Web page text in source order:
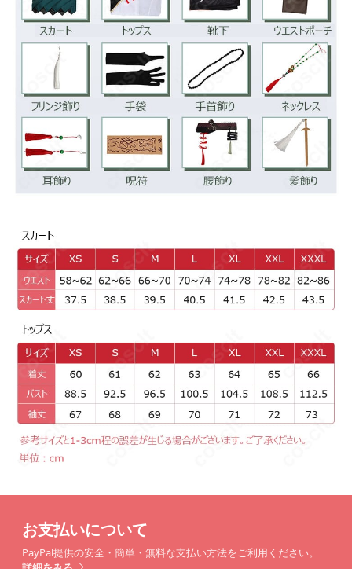
お支払いについて
PayPal提供の安全・簡単・無料な支払い方法をご利用ください。